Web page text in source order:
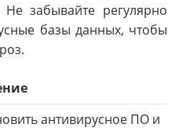
забывайте регулярно
базы данных, чтобы
антивирусное ПО и